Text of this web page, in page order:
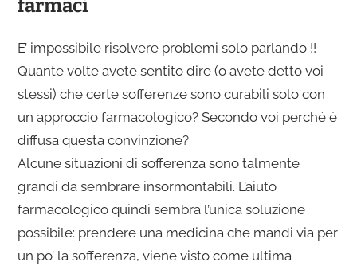
farmaci
E’ impossibile risolvere problemi solo parlando !!
Quante volte avete sentito dire (o avete detto voi
stessi) che certe sofferenze sono curabili solo con
un approccio farmacologico? Secondo voi perché è
diffusa questa convinzione?
Alcune situazioni di sofferenza sono talmente
grandi da sembrare insormontabili. L’aiuto
farmacologico quindi sembra l’unica soluzione
possibile: prendere una medicina che mandi via per
un po’ la sofferenza, viene visto come ultima